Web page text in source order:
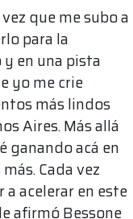
que me subo a
para la
en una pista
yo me crie
más lindos
Aires. Más allá
ganando acá en
Cada vez
a acelerar en este
afirmó Bessone